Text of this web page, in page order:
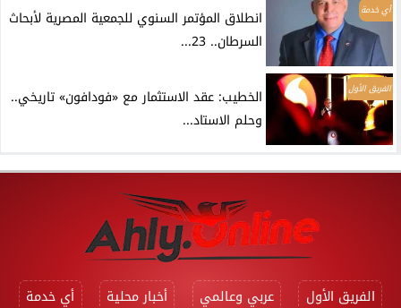
أي خدمة
انطلاق المؤتمر السنوي للجمعية المصرية لأبحاث
السرطان.. 23...
الفريق الأول
الخطيب: عقد الاستثمار مع «فودافون» تاريخي..
وحلم الاستاد...
الفريق الأول عربي وعالمي أخبار محلية أي خدمة